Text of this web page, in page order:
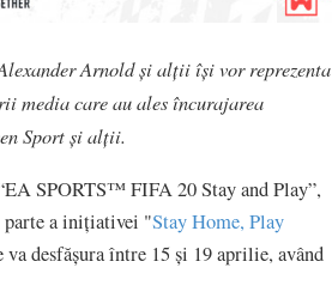
Arnold și alții își vor reprezenta
media care au ales încurajarea
Sport și alții.
SPORTS™ FIFA 20 Stay and Play”,
parte a inițiativei "Stay Home, Play
desfășura între 15 și 19 aprilie, având